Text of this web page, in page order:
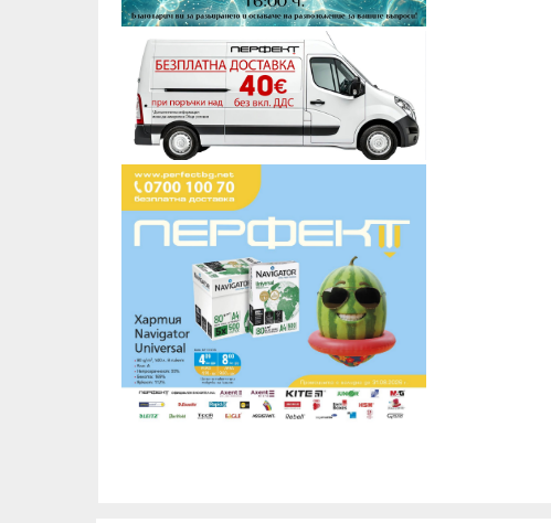
24mm x 3m
25mm x 19m
25mm x 25m
25mm x 38m
25mm x 50m
25mm x 60m
25mm x 66m
30mm x 10m
30mm x 50m
36mm x 3m
38mm x 10m
38mm x 50m
38mm x 60m
48mm x 10m